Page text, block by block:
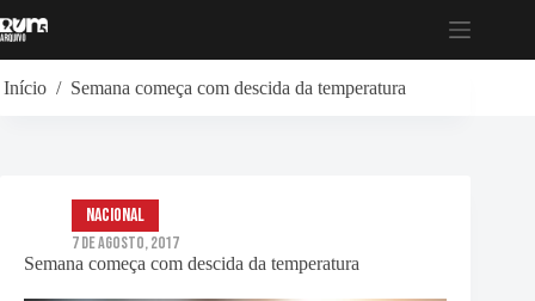
para
Início / Semana começa com descida da temperatura
Semana começa com descida da temperatura
Nacional
7 de Agosto, 2017